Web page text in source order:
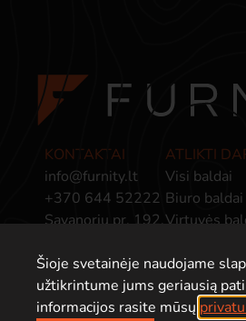
Šioje svetainėje naudojame
užtikrintume jums geriausią
informacijos rasite mūsų
KONTAKTAI
info@furnity.lt
+370 644 52222
Savanorių pr. 192,
ATLIKTI
Visi baldai
Biuro baldai
Virtuvės
Baldai